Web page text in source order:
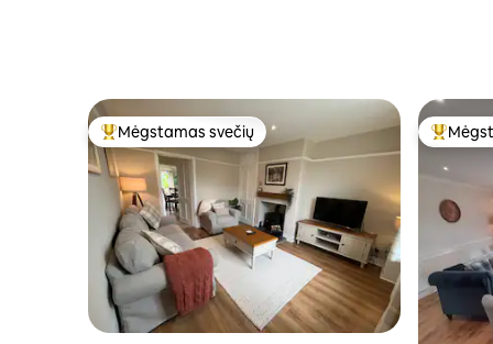
Svečių mėgstamiausias
Mėgstamas svečių Svečių